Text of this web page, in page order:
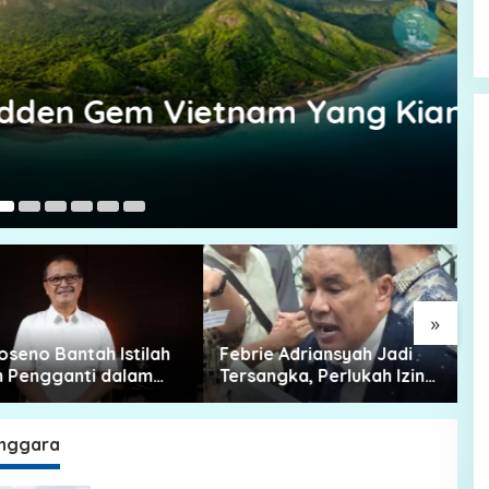
Gem Vietnam Yang Kian
»
Bantah Istilah
dalam
Tanah Lembang
Febrie Adriansyah Jadi
Tersangka, Perlukah Izin
Presiden?
Air di Tengah Hutan
In Asia Tenggara | June 14, 2026